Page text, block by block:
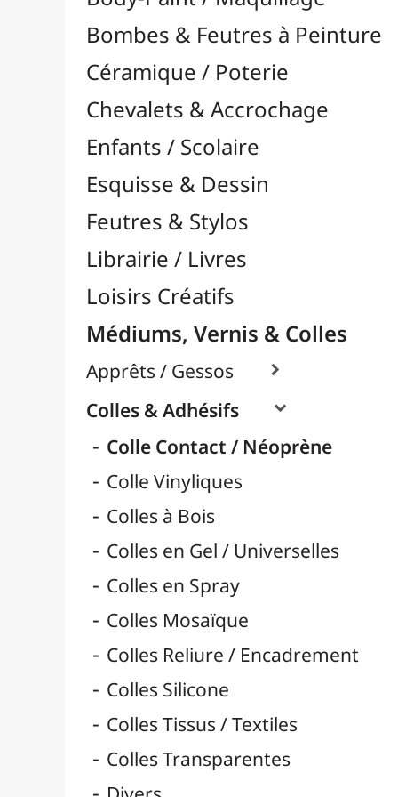
Feutres & Stylos
Librairie / Livres
Loisirs Créatifs
Médiums, Vernis & Colles
Apprêts / Gessos 
Colles & Adhésifs 
Colle Vinyliques
Colles à Bois
Colles en Gel / Universelles
Colles en Spray
Colles Reliure / Encadrement
Colles Silicone
Colles Transparentes
Pads 3D Adhésif Mousse
Pastilles & Patafix
Pistolets à Colle & Recharges
Rouleaux Double-Face
Super Glue & Epoxy
Bâtons de Colle
Fixatifs

Vernis / Protection 
Vernis-Colles